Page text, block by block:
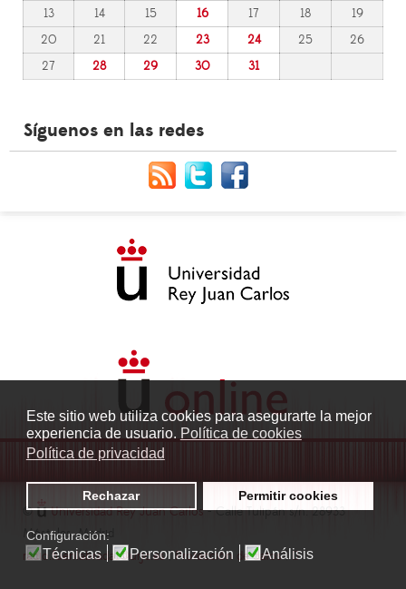
Este sitio web utiliza cookies para asegurarte la mejor
experiencia de usuario. Política de cookies
Política de privacidad
Rechazar Permitir cookies
Configuración:
Técnicas Personalización Análisis
13
14 15 16 17 18
19
20
21 22 23 24 25
26
27
28 29 30 31
Síguenos en las redes
© Universidad Rey Juan Carlos- Calle Tulipán s/n. 28933
Móstoles. Madrid
radio.fuenlabrada1@urjc.es|Protección de datos|